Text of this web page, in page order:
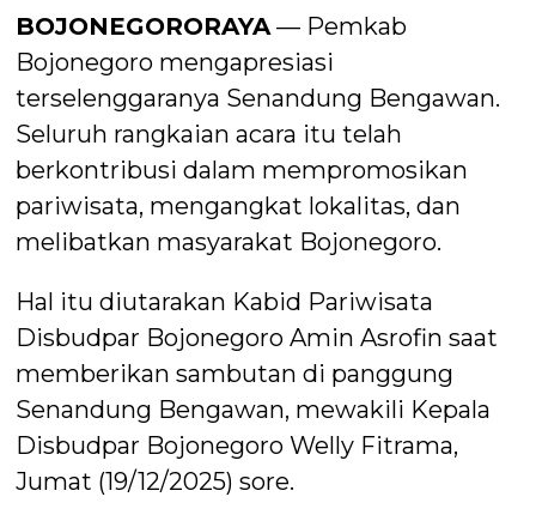
BOJONEGORORAYA — Pemkab
Bojonegoro mengapresiasi
terselenggaranya Senandung Bengawan.
Seluruh rangkaian acara itu telah
berkontribusi dalam mempromosikan
pariwisata, mengangkat lokalitas, dan
melibatkan masyarakat Bojonegoro.
Hal itu diutarakan Kabid Pariwisata
Disbudpar Bojonegoro Amin Asrofin saat
memberikan sambutan di panggung
Senandung Bengawan, mewakili Kepala
Disbudpar Bojonegoro Welly Fitrama,
Jumat (19/12/2025) sore.